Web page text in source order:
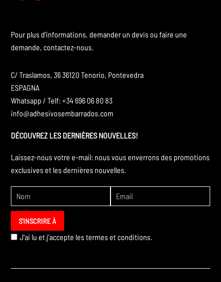
Pour plus d'informations, demander un devis ou faire une
demande, contactez-nous.
C/ Traslamos, 36 36120 Tenorio, Pontevedra
ESPAGNA
Whatsapp / Telf: +34 696 06 80 83
info@adhesivosembarrados.com
DÉCOUVREZ LES DERNIÈRES NOUVELLES!
Laissez-nous votre e-mail: nous vous enverrons des promotions
exclusives et les dernières nouvelles.
J'ai lu et j'accepte lestermes et conditions.